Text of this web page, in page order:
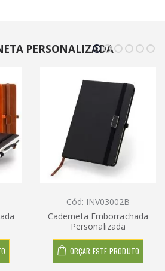
PERSONALIZADA
Cód: INV03002B
Caderneta Emborrachada
Personalizada
ORÇAR ESTE PRODUTO